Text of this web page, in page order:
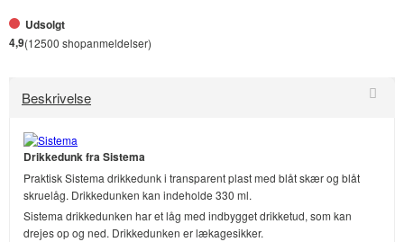
Udsolgt
4,9(12500 shopanmeldelser)
Beskrivelse
Drikkedunk fra Sistema
Praktisk Sistema drikkedunk i transparent plast med blåt skær og blåt
skruelåg. Drikkedunken kan indeholde 330 ml.
Sistema drikkedunken har et låg med indbygget drikketud, som kan
drejes op og ned. Drikkedunken er lækagesikker.